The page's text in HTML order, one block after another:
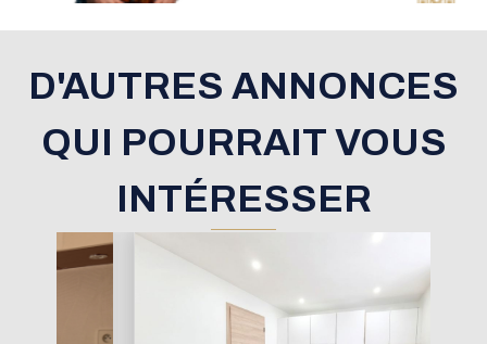
D'AUTRES ANNONCES
QUI POURRAIT VOUS
INTÉRESSER